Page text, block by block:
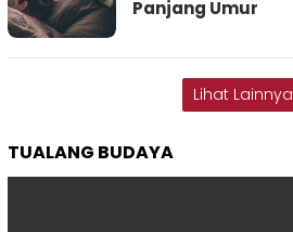
Panjang Umur
Lihat Lainnya
TUALANG BUDAYA